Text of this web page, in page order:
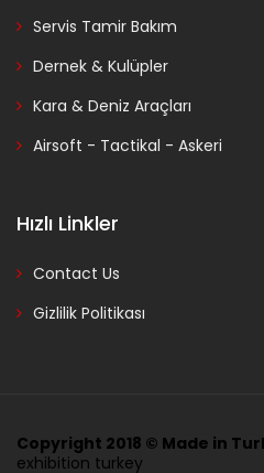
Servis Tamir Bakım
Dernek & Kulüpler
Kara & Deniz Araçları
Airsoft - Tactikal - Askeri
Hızlı Linkler
Contact Us
Gizlilik Politikası
Copyright 2018 © Made in
exhibition turkey